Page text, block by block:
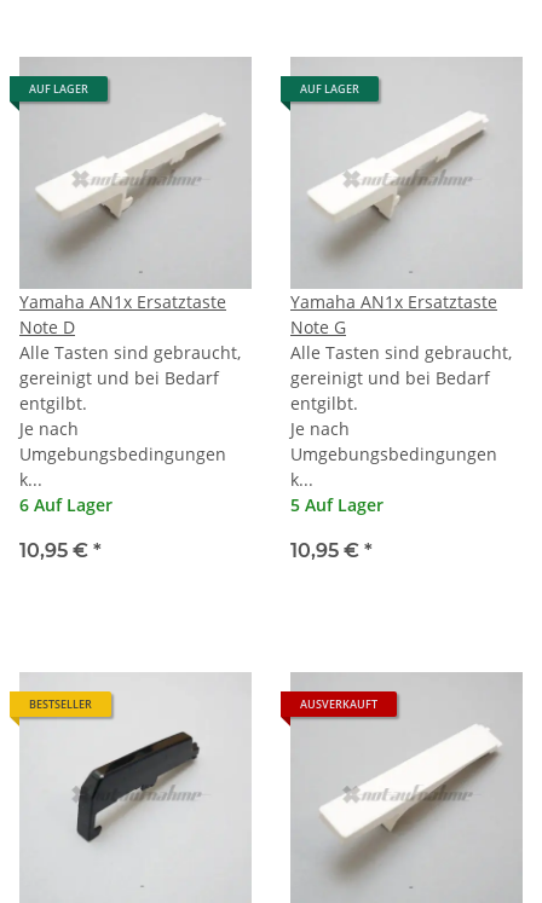
AUF LAGER
Yamaha AN1x Ersatztaste
Note D
Alle Tasten sind gebraucht,
gereinigt und bei Bedarf
entgilbt.
Je nach
Umgebungsbedingungen
k...
6 Auf Lager
10,95 € *
AUF LAGER
Yamaha AN1x Ersatztaste
Note G
Alle Tasten sind gebraucht,
gereinigt und bei Bedarf
entgilbt.
Je nach
Umgebungsbedingungen
k...
5 Auf Lager
10,95 € *
BESTSELLER AUSVERKAUFT